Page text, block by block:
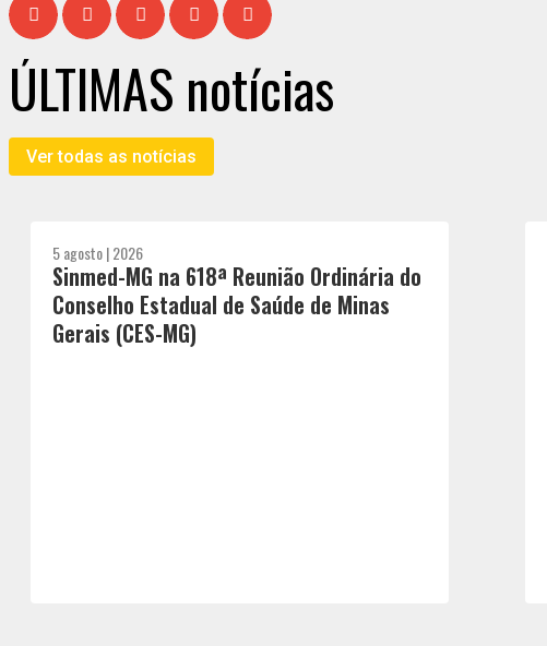
ÚLTIMAS notícias
Ver todas as notícias
5 agosto | 2026
Sinmed-MG na 618ª Reunião Ordinária do
Conselho Estadual de Saúde de Minas
Gerais (CES-MG)